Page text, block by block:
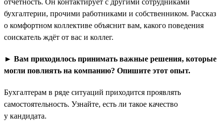
бухгалтерии, прочими работниками и собственником. Рассказ
о комфортном коллективе объяснит вам, какого поведения
соискатель ждёт от вас и коллег.
► Вам приходилось принимать важные решения, которые
могли повлиять на компанию? Опишите этот опыт.
Бухгалтерам в ряде ситуаций приходится проявлять
самостоятельность. Узнайте, есть ли такое качество
у кандидата.